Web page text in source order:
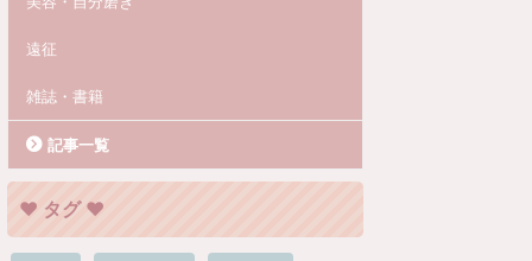
遠征
雑誌・書籍
記事一覧
❤︎ タグ ❤︎